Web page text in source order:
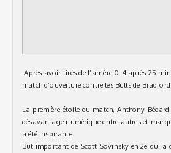
Après avoir tirés de l’arrière 0-4 après 25
match d’ouverture contre les Bulls de
La première étoile du match, Anthony
désavantage numérique entre autres et
a été inspirante.
But important de Scott Sovinsky en 2e qui